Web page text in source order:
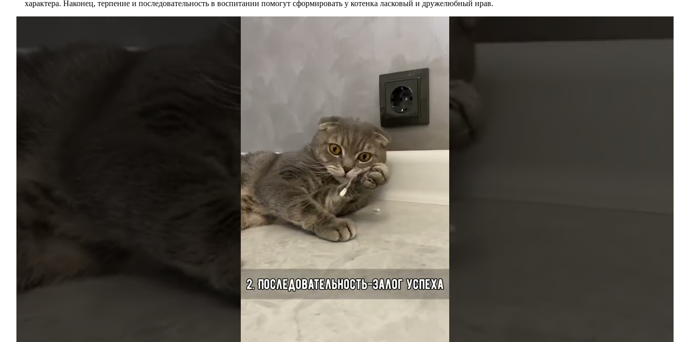
характера. Наконец, терпение и последовательность в воспитании помогут сформировать у котенка ласковый и дружелюбный нрав.